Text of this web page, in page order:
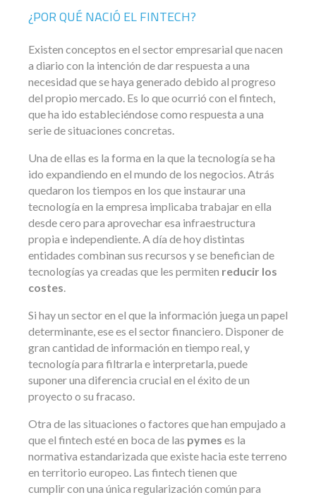
¿POR QUÉ NACIÓ EL FINTECH?
Existen conceptos en el sector empresarial que nacen
a diario con la intención de dar respuesta a una
necesidad que se haya generado debido al progreso
del propio mercado. Es lo que ocurrió con el fintech,
que ha ido estableciéndose como respuesta a una
serie de situaciones concretas.
Una de ellas es la forma en la que la tecnología se ha
ido expandiendo en el mundo de los negocios. Atrás
quedaron los tiempos en los que instaurar una
tecnología en la empresa implicaba trabajar en ella
desde cero para aprovechar esa infraestructura
propia e independiente. A día de hoy distintas
entidades combinan sus recursos y se benefician de
tecnologías ya creadas que les permiten reducir los
costes.
Si hay un sector en el que la información juega un papel
determinante, ese es el sector financiero. Disponer de
gran cantidad de información en tiempo real, y
tecnología para filtrarla e interpretarla, puede
suponer una diferencia crucial en el éxito de un
proyecto o su fracaso.
Otra de las situaciones o factores que han empujado a
que el fintech esté en boca de las pymes es la
normativa estandarizada que existe hacia este terreno
en territorio europeo. Las fintech tienen que
cumplir con una única regularización común para